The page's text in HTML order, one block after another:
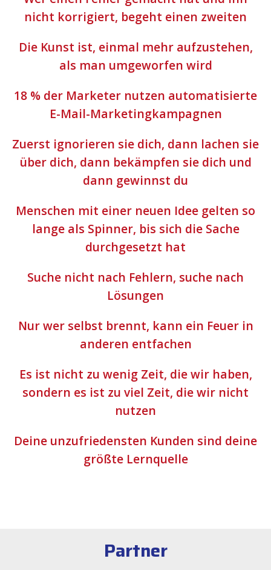
nicht korrigiert, begeht einen zweiten
Die Kunst ist, einmal mehr aufzustehen,
als man umgeworfen wird
18 % der Marketer nutzen automatisierte
E-Mail-Marketingkampagnen
Zuerst ignorieren sie dich, dann lachen sie
über dich, dann bekämpfen sie dich und
dann gewinnst du
Menschen mit einer neuen Idee gelten so
lange als Spinner, bis sich die Sache
durchgesetzt hat
Suche nicht nach Fehlern, suche nach
Lösungen
Nur wer selbst brennt, kann ein Feuer in
anderen entfachen
Es ist nicht zu wenig Zeit, die wir haben,
sondern es ist zu viel Zeit, die wir nicht
nutzen
Deine unzufriedensten Kunden sind deine
größte Lernquelle
Partner